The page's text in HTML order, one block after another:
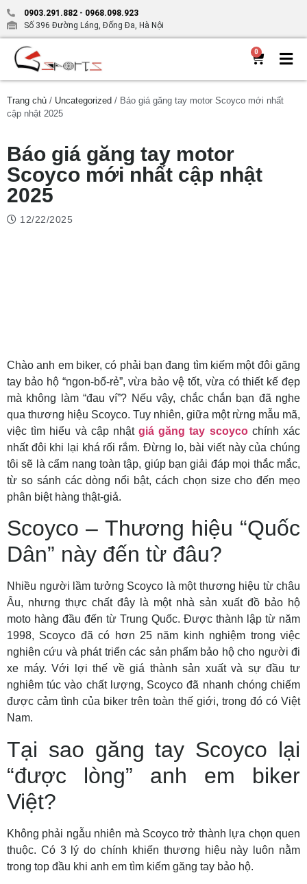
0903.291.882 - 0968.098.923
Số 396 Đường Láng, Đống Đa, Hà Nội
0
Trang chủ / Uncategorized / Báo giá găng tay motor Scoyco mới nhất
cập nhật 2025
Báo giá găng tay motor
Scoyco mới nhất cập nhật
2025
12/22/2025
Chào anh em biker, có phải bạn đang tìm kiếm một đôi găng
tay bảo hộ “ngon-bổ-rẻ”, vừa bảo vệ tốt, vừa có thiết kế đẹp
mà không làm “đau ví”? Nếu vậy, chắc chắn bạn đã nghe
qua thương hiệu Scoyco. Tuy nhiên, giữa một rừng mẫu mã,
việc tìm hiểu và cập nhậtgiá găng tay scoycochính xác
nhất đôi khi lại khá rối rắm. Đừng lo, bài viết này của chúng
tôi sẽ là cẩm nang toàn tập, giúp bạn giải đáp mọi thắc mắc,
từ so sánh các dòng nổi bật, cách chọn size cho đến mẹo
phân biệt hàng thật-giả.
Scoyco – Thương hiệu “Quốc
Dân” này đến từ đâu?
Nhiều người lầm tưởng Scoyco là một thương hiệu từ châu
Âu, nhưng thực chất đây là một nhà sản xuất đồ bảo hộ
moto hàng đầu đến từ Trung Quốc. Được thành lập từ năm
1998, Scoyco đã có hơn 25 năm kinh nghiệm trong việc
nghiên cứu và phát triển các sản phẩm bảo hộ cho người đi
xe máy. Với lợi thế về giá thành sản xuất và sự đầu tư
nghiêm túc vào chất lượng, Scoyco đã nhanh chóng chiếm
được cảm tình của biker trên toàn thế giới, trong đó có Việt
Nam.
Tại sao găng tay Scoyco lại
“được lòng” anh em biker
Việt?
Không phải ngẫu nhiên mà Scoyco trở thành lựa chọn quen
thuộc. Có 3 lý do chính khiến thương hiệu này luôn nằm
trong top đầu khi anh em tìm kiếm găng tay bảo hộ.